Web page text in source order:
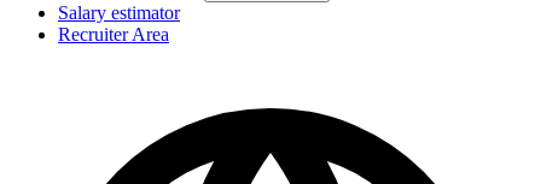
Salary estimator
Recruiter Area